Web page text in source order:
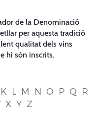
de la Denominació
per aquesta tradició
qualitat dels vins
hi són inscrits.
K L M N O P Q
R
X Y Z